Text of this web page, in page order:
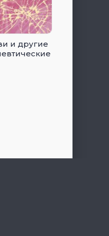
и другие